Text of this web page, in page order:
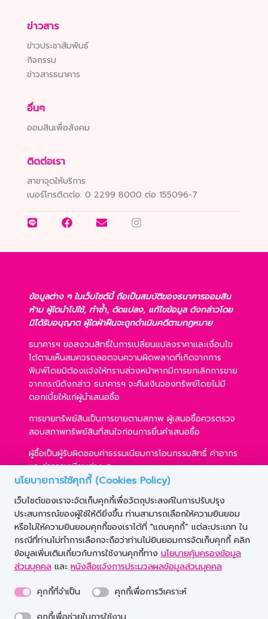
นโยบายการใช้คุกกี้ (Cookies Policy)
เว็บไซต์ของเราจะจัดเก็บคุกกี้เพื่อวัตถุประสงค์ในการปรับปรุง
ประสบการณ์ของผู้ใช้ให้ดียิ่งขึ้น ท่านสามารถเลือกให้ความยินยอม
หรือไม่ให้ความยินยอมคุกกี้ของเราได้ที่ "แถบคุกกี้” แต่ละประเภท ใน
กรณีที่ท่านไม่ทำการเลือกจะถือว่าท่านไม่ยินยอมการจัดเก็บคุกกี้ คลิก
ข้อมูลเพิ่มเติมเกี่ยวกับการใช้งานคุกกี้ทาง นโยบายคุ้มครองข้อมูล
ส่วนบุคคล และ หนังสือแจ้งการประมวลผลข้อมูลส่วนบุคคล
คุกกี้ที่จำเป็น
คุกกี้เพื่อการวิเคราะห์
ข่าวสาร
ข่าวประชาสัมพันธ์
กิจกรรม
ข่าวสารธนาคาร
อื่นๆ
ออมสินเพื่อสังคม
ติดต่อเรา
สาขาจุดให้บริการ
เบอร์โทรติดต่อ: 0 2299 8000 ต่อ 155096-7
ข้อมูลต่าง ๆ ในเว็บไซต์นี้ ถือเป็นสมบัติของธนาคารออมสิน
ห้าม ผู้ใดนำไปใช้, ทำซ้ำ, ดัดแปลง, แก้ไขข้อมูล ดังกล่าวโดย
มิได้รับอนุญาต ผู้ใดฝ่าฝืนจะถูกดำเนินคดีตามกฎหมาย
ธนาคารฯ ขอสงวนสิทธิ์ในการเปลี่ยนแปลงราคาและเงื่อนไข
ได้ตามเห็นสมควรตลอดจนความผิดพลาดที่เกิดจากการ
พิมพ์โดยมิต้องแจ้งให้ทราบล่วงหน้าหากมีการยกเลิกการขาย
จากกรณีดังกล่าว ธนาคารฯ จะคืนเงินจองทรัพย์โดยไม่มี
ดอกเบี้ยให้แก่ผู้นำเสนอซื้อ
การขายทรัพย์สินเป็นการขายตามสภาพ ผู้เสนอซื้อควรตรวจ
สอบสภาพทรัพย์สินที่สนใจก่อนการยื่นคำเสนอซื้อ
ผู้ซื้อเป็นผู้รับผิดชอบค่าธรรมเนียมการโอนกรรมสิทธิ์ ค่าอากร
และค่าธรรมเนียมต่าง ๆ
ผู้ซื้อสามารถขอสินเชื่อได้ตามหลักเกณฑ์ของธนาคารฯ และ
การเสนอซื้อไม่เป็นเงื่อนไขในการพิจารณาอนุมัติสินเชื่อ
ธนาคารฯ ขอสงวนสิทธิ์ที่จะขายทรัพย์สินให้กับผู้เสนอซื้อราย
ใดก็ได้ ภายใต้เงื่อนไขตามที่ธนาคารฯ เห็นชอบ
© Copyright 2020 Government Savings Bank. All